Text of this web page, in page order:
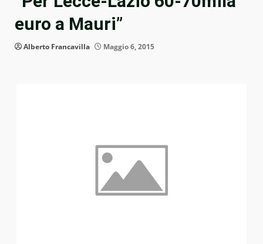
euro a Mauri”
Alberto Francavilla Maggio 6, 2015